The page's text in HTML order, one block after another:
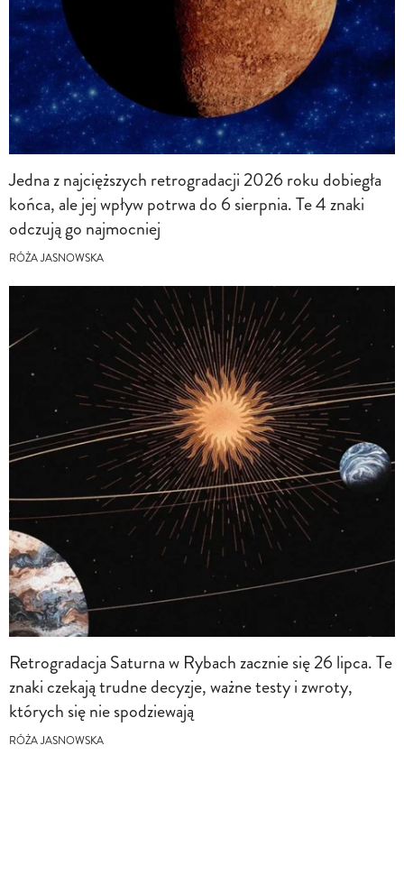
Jedna z najcięższych retrogradacji 2026 roku dobiegła
końca, ale jej wpływ potrwa do 6 sierpnia. Te 4 znaki
odczują go najmocniej
RÓŻA JASNOWSKA
Retrogradacja Saturna w Rybach zacznie się 26 lipca. Te
znaki czekają trudne decyzje, ważne testy i zwroty,
których się nie spodziewają
RÓŻA JASNOWSKA